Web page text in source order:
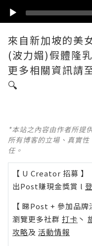
來自新加坡的美
(波力媚)假體隆
更多相關資訊請
*本站之內容由作者所提
所有博客的立場、真實
任。
【 U Creator 招募 】
出Post賺現金獎賞 l
【 睇Post + 參加品牌
瀏覽更多社群 打卡 丶
攻略及 活動情報